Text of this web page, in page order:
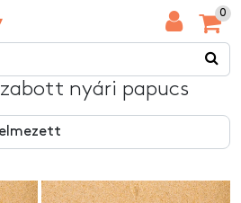
0
nyári papucs